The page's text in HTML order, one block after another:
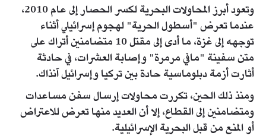
وتعود أبرز المحاولات البحرية لكسر الحصار إلى عام 2010،
عندما تعرض "أسطول الحرية" لهجوم إسرائيلي أثناء
توجهه إلى غزة، ما أدى إلى مقتل 10 متضامنين أتراك على
متن سفينة "مافي مرمرة" وإصابة العشرات، في حادثة
أثارت أزمة دبلوماسية حادة بين تركيا وإسرائيل آنذاك.
ومنذ ذلك الحين، تكررت محاولات إرسال سفن مساعدات
ومتضامنين إلى القطاع، إلا أن العديد منها تعرض للاعتراض
أو المنع من قبل البحرية الإسرائيلية.